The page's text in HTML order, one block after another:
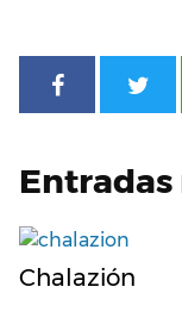
Chalazión